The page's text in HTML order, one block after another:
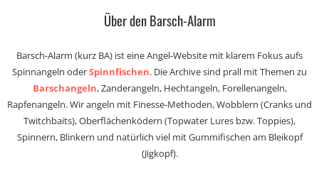
Über den Barsch-Alarm
Barsch-Alarm (kurz BA) ist eine Angel-Website mit klarem Fokus aufs
Spinnangeln oderSpinnfischen. Die Archive sind prall mit Themen zu
Barschangeln, Zanderangeln, Hechtangeln, Forellenangeln,
Rapfenangeln. Wir angeln mit Finesse-Methoden, Wobblern (Cranks und
Twitchbaits), Oberflächenködern (Topwater Lures bzw. Toppies),
Spinnern, Blinkern und natürlich viel mit Gummifischen am Bleikopf
(Jigkopf).